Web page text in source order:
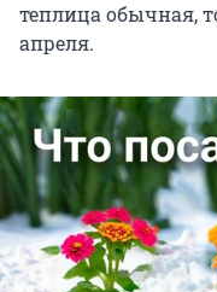
теплица обычная,
апреля.